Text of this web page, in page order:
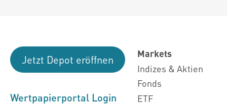
Jetzt Depot eröffnen
Wertpapierportal Login
Markets
Indizes & Aktien
Fonds
ETF